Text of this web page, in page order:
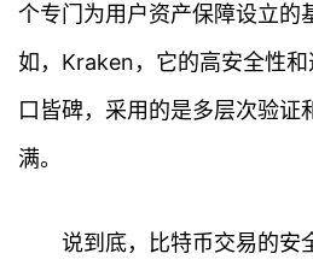
个专门为用户资产保障设立的
如，Kraken，它的高安全性
口皆碑，采用的是多层次验证
满。
说到底，比特币交易的安